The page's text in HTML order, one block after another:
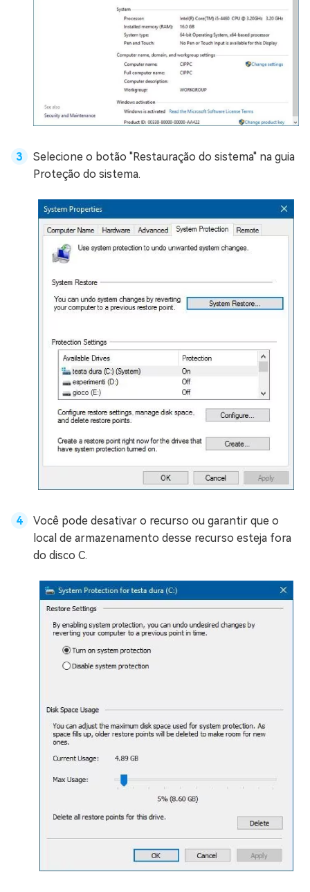
Selecione o botão "Restauração do sistema" na guia
Proteção do sistema.
Você pode desativar o recurso ou garantir que o
local de armazenamento desse recurso esteja fora
do disco C.